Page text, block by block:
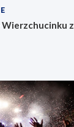
Wierzchucinku z